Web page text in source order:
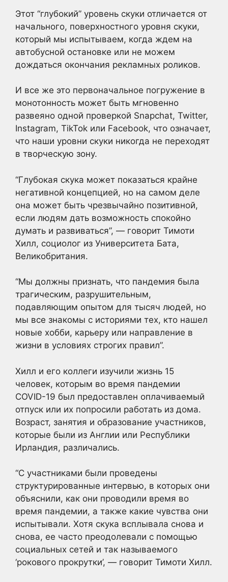
Этот “глубокий” уровень скуки отличается от
начального, поверхностного уровня скуки,
который мы испытываем, когда ждем на
автобусной остановке или не можем
дождаться окончания рекламных роликов.
И все же это первоначальное погружение в
монотонность может быть мгновенно
развеяно одной проверкой Snapchat, Twitter,
Instagram, TikTok или Facebook, что означает,
что наши уровни скуки никогда не переходят
в творческую зону.
“Глубокая скука может показаться крайне
негативной концепцией, но на самом деле
она может быть чрезвычайно позитивной,
если людям дать возможность спокойно
думать и развиваться”, — говорит Тимоти
Хилл, социолог из Университета Бата,
Великобритания.
“Мы должны признать, что пандемия была
трагическим, разрушительным,
подавляющим опытом для тысяч людей, но
мы все знакомы с историями тех, кто нашел
новые хобби, карьеру или направление в
жизни в условиях строгих правил”.
Хилл и его коллеги изучили жизнь 15
человек, которым во время пандемии
COVID-19 был предоставлен оплачиваемый
отпуск или их попросили работать из дома.
Возраст, занятия и образование участников,
которые были из Англии или Республики
Ирландия, различались.
“С участниками были проведены
структурированные интервью, в которых они
объяснили, как они проводили время во
время пандемии, а также какие чувства они
испытывали. Хотя скука всплывала снова и
снова, ее часто преодолевали с помощью
социальных сетей и так называемого
‘рокового прокрутки’, — говорит Тимоти Хилл.